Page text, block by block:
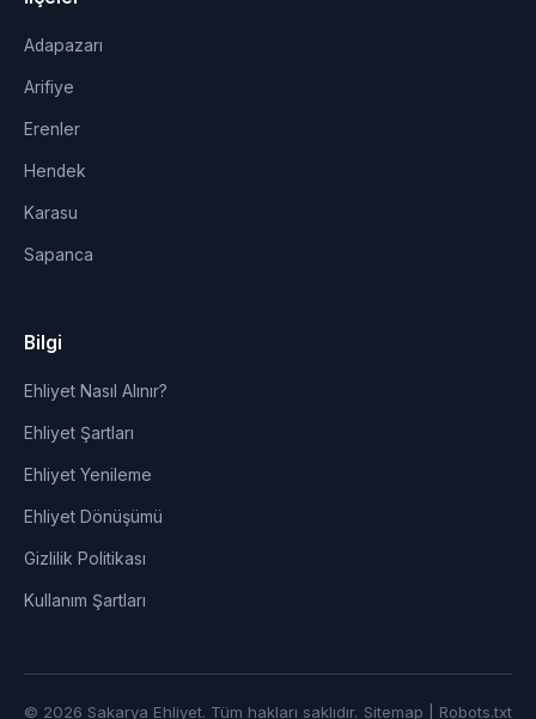
Adapazarı
Arifiye
Erenler
Hendek
Karasu
Sapanca
Bilgi
Ehliyet Nasıl Alınır?
Ehliyet Şartları
Ehliyet Yenileme
Ehliyet Dönüşümü
Gizlilik Politikası
Kullanım Şartları
© 2026 Sakarya Ehliyet. Tüm hakları saklıdır. Sitemap Robots.txt